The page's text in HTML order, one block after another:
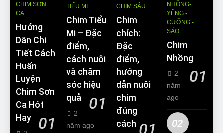
CHIM SƠN
CA
Hướng
Dẫn Chi
Tiết Cách
Huấn
Luyện
Chim Sơn
Ca Hót
Hay
01
TIỂU MI
Chim Tiểu
Mi – Đặc
điểm,
cách nuôi
và chăm
sóc hiệu
quả
01
2
năm ago
CHIM SÂU
Chim
chích:
Đặc
điểm,
hướng
dẫn nuôi
chim
đúng
cách 01
NHỒNG-
YỂNG -
CƯỠNG -
SÁO
Chim
Nhồng
01
2
năm
ago
02